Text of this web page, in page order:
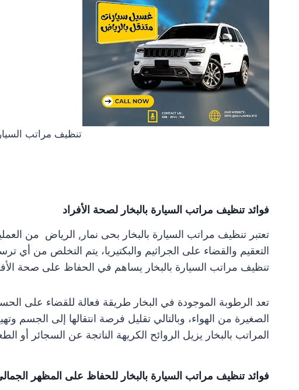
تنظيف مراتب
فوائد تنظيف مراتب السيارة بالبخار لصحة الأفراد
تعتبر تنظيف مراتب السيارة بالبخار بحى نمار, الرياض من
التعقيم والقضاء على الجراثيم والبكتيريا، يتم التخلص من أي
تنظيف مراتب السيارة بالبخار يساهم في الحفاظ على صحة
تعد الرطوبة الموجودة في البخار طريقة فعالة للقضاء على
الصغيرة من الهواء، وبالتالي تقليل فرصة انتقالها إلى الجسم
المراتب بالبخار يزيل الروائح الكريهة الناتجة عن السجائر أو
فوائد تنظيف مراتب السيارة بالبخار للحفاظ على المظهر